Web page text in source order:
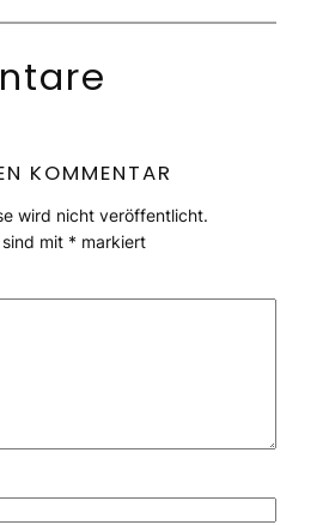
KOMMENTAR
wird nicht veröffentlicht.
mit * markiert